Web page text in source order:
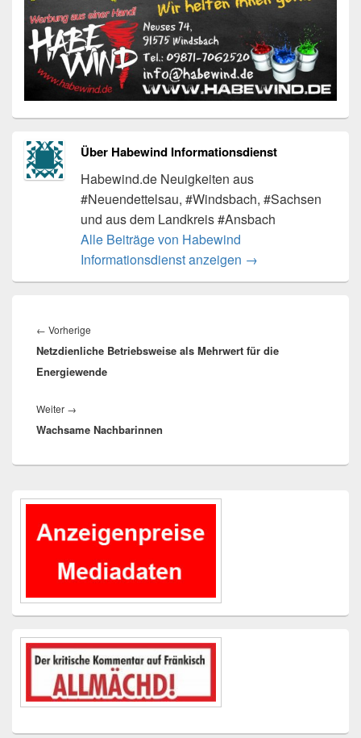
Über Habewind Informationsdienst
Habewind.de Neuigkeiten aus
#Neuendettelsau, #Windsbach, #Sachsen
und aus dem Landkreis #Ansbach
Alle Beiträge von Habewind
Informationsdienst anzeigen →
← Vorherige
Beitrag:
Netzdienliche Betriebsweise als Mehrwert für die
Energiewende
Weiter →
Beitrag:
Wachsame Nachbarinnen
Primärer
Widgetbereich